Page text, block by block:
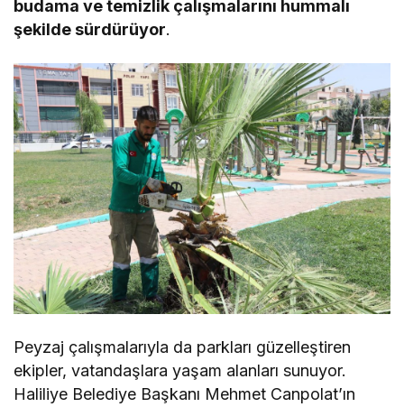
budama ve temizlik çalışmalarını hummalı
şekilde sürdürüyor.
Peyzaj çalışmalarıyla da parkları güzelleştiren
ekipler, vatandaşlara yaşam alanları sunuyor.
Haliliye Belediye Başkanı Mehmet Canpolat’ın